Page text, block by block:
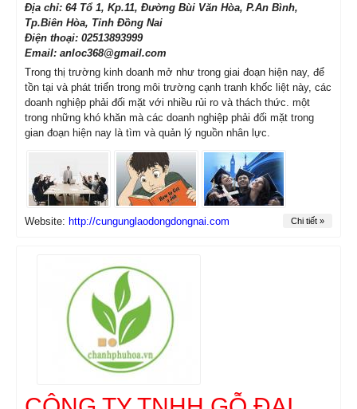
Địa chỉ: 64 Tổ 1, Kp.11, Đường Bùi Văn Hòa, P.An Bình,
Tp.Biên Hòa, Tỉnh Đồng Nai
Điện thoại: 02513893999
Email: anloc368@gmail.com
Trong thị trường kinh doanh mở như trong giai đoạn hiện nay, để
tồn tại và phát triển trong môi trường cạnh tranh khốc liệt này, các
doanh nghiệp phải đối mặt với nhiều rủi ro và thách thức. một
trong những khó khăn mà các doanh nghiệp phải đối mặt trong
gian đoạn hiện nay là tìm và quản lý nguồn nhân lực.
Website: http://cungunglaodongdongnai.com Chi tiết »